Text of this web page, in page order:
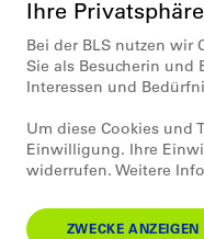
Ihre
Bei der BLS nutzen wir
Sie als Besucherin und
Interessen und
Um diese Cookies und
Einwilligung. Ihre
widerrufen. Weitere
ZWECKE ANZEIGEN